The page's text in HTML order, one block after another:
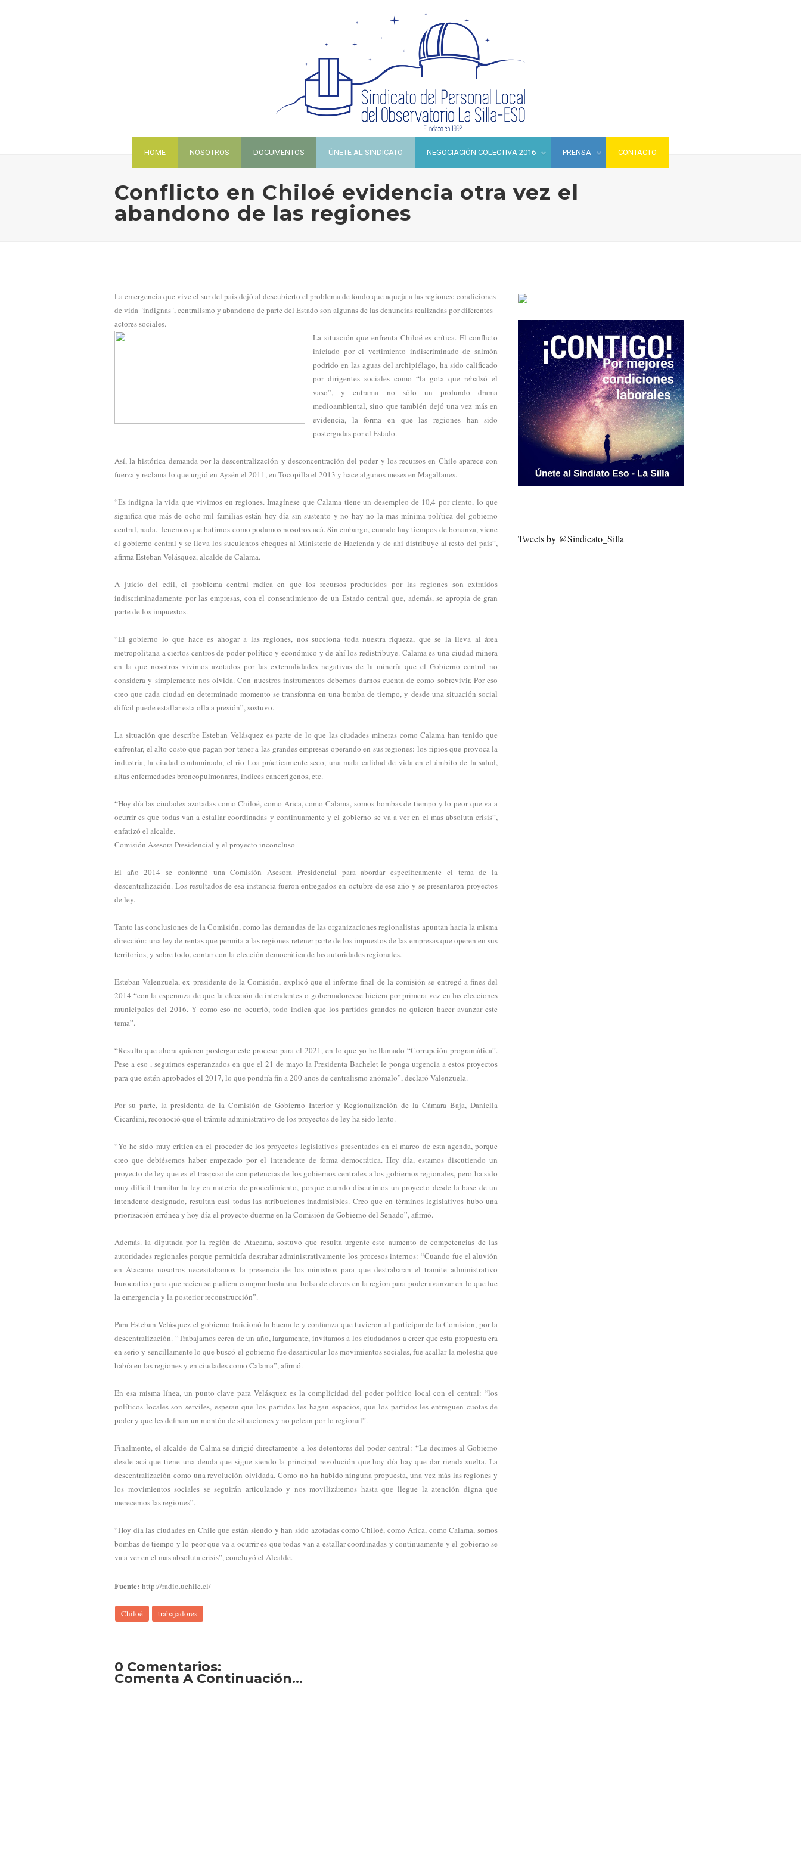
HOME NOSOTROS DOCUMENTOS ÚNETE AL SINDICATO NEGOCIACIÓN COLECTIVA 2016 PRENSA CONTACTO
Conflicto en Chiloé evidencia otra vez el
abandono de las regiones
La emergencia que vive el sur del país dejó al descubierto el problema de fondo que aqueja a las regiones: condiciones
de vida "indignas", centralismo y abandono de parte del Estado son algunas de las denuncias realizadas por diferentes
actores sociales.
La situación que enfrenta Chiloé es crítica. El conflicto
iniciado por el vertimiento indiscriminado de salmón
podrido en las aguas del archipiélago, ha sido calificado
por dirigentes sociales como “la gota que rebalsó el
vaso”, y entrama no sólo un profundo drama
medioambiental, sino que también dejó una vez más en
evidencia, la forma en que las regiones han sido
postergadas por el Estado.
Así, la histórica demanda por la descentralización y desconcentración del poder y los recursos en Chile aparece con
fuerza y reclama lo que urgió en Aysén el 2011, en Tocopilla el 2013 y hace algunos meses en Magallanes.
“Es indigna la vida que vivimos en regiones. Imagínese que Calama tiene un desempleo de 10,4 por ciento, lo que
significa que más de ocho mil familias están hoy día sin sustento y no hay no la mas mínima política del gobierno
central, nada. Tenemos que batirnos como podamos nosotros acá. Sin embargo, cuando hay tiempos de bonanza, viene
el gobierno central y se lleva los suculentos cheques al Ministerio de Hacienda y de ahí distribuye al resto del país”,
afirma Esteban Velásquez, alcalde de Calama.
A juicio del edil, el problema central radica en que los recursos producidos por las regiones son extraídos
indiscriminadamente por las empresas, con el consentimiento de un Estado central que, además, se apropia de gran
parte de los impuestos.
“El gobierno lo que hace es ahogar a las regiones, nos succiona toda nuestra riqueza, que se la lleva al área
metropolitana a ciertos centros de poder político y económico y de ahí los redistribuye. Calama es una ciudad minera
en la que nosotros vivimos azotados por las externalidades negativas de la minería que el Gobierno central no
considera y simplemente nos olvida. Con nuestros instrumentos debemos darnos cuenta de como sobrevivir. Por eso
creo que cada ciudad en determinado momento se transforma en una bomba de tiempo, y desde una situación social
difícil puede estallar esta olla a presión”, sostuvo.
La situación que describe Esteban Velásquez es parte de lo que las ciudades mineras como Calama han tenido que
enfrentar, el alto costo que pagan por tener a las grandes empresas operando en sus regiones: los ripios que provoca la
industria, la ciudad contaminada, el río Loa prácticamente seco, una mala calidad de vida en el ámbito de la salud,
altas enfermedades broncopulmonares, índices cancerígenos, etc.
“Hoy día las ciudades azotadas como Chiloé, como Arica, como Calama, somos bombas de tiempo y lo peor que va a
ocurrir es que todas van a estallar coordinadas y continuamente y el gobierno se va a ver en el mas absoluta crisis”,
enfatizó el alcalde.
Comisión Asesora Presidencial y el proyecto inconcluso
El año 2014 se conformó una Comisión Asesora Presidencial para abordar específicamente el tema de la
descentralización. Los resultados de esa instancia fueron entregados en octubre de ese año y se presentaron proyectos
de ley.
Tanto las conclusiones de la Comisión, como las demandas de las organizaciones regionalistas apuntan hacia la misma
dirección: una ley de rentas que permita a las regiones retener parte de los impuestos de las empresas que operen en sus
territorios, y sobre todo, contar con la elección democrática de las autoridades regionales.
Esteban Valenzuela, ex presidente de la Comisión, explicó que el informe final de la comisión se entregó a fines del
2014 “con la esperanza de que la elección de intendentes o gobernadores se hiciera por primera vez en las elecciones
municipales del 2016. Y como eso no ocurrió, todo indica que los partidos grandes no quieren hacer avanzar este
tema”.
“Resulta que ahora quieren postergar este proceso para el 2021, en lo que yo he llamado “Corrupción programática”.
Pese a eso , seguimos esperanzados en que el 21 de mayo la Presidenta Bachelet le ponga urgencia a estos proyectos
para que estén aprobados el 2017, lo que pondría fin a 200 años de centralismo anómalo”, declaró Valenzuela.
Por su parte, la presidenta de la Comisión de Gobierno Interior y Regionalización de la Cámara Baja, Daniella
Cicardini, reconoció que el trámite administrativo de los proyectos de ley ha sido lento.
“Yo he sido muy critica en el proceder de los proyectos legislativos presentados en el marco de esta agenda, porque
creo que debiésemos haber empezado por el intendente de forma democrática. Hoy día, estamos discutiendo un
proyecto de ley que es el traspaso de competencias de los gobiernos centrales a los gobiernos regionales, pero ha sido
muy difícil tramitar la ley en materia de procedimiento, porque cuando discutimos un proyecto desde la base de un
intendente designado, resultan casi todas las atribuciones inadmisibles. Creo que en términos legislativos hubo una
priorización errónea y hoy día el proyecto duerme en la Comisión de Gobierno del Senado”, afirmó.
Además. la diputada por la región de Atacama, sostuvo que resulta urgente este aumento de competencias de las
autoridades regionales porque permitiría destrabar administrativamente los procesos internos: “Cuando fue el aluvión
en Atacama nosotros necesitabamos la presencia de los ministros para que destrabaran el tramite administrativo
burocratico para que recien se pudiera comprar hasta una bolsa de clavos en la region para poder avanzar en lo que fue
la emergencia y la posterior reconstrucción”.
Para Esteban Velásquez el gobierno traicionó la buena fe y confianza que tuvieron al participar de la Comision, por la
descentralización. “Trabajamos cerca de un año, largamente, invitamos a los ciudadanos a creer que esta propuesta era
en serio y sencillamente lo que buscó el gobierno fue desarticular los movimientos sociales, fue acallar la molestia que
había en las regiones y en ciudades como Calama”, afirmó.
En esa misma línea, un punto clave para Velásquez es la complicidad del poder político local con el central: “los
políticos locales son serviles, esperan que los partidos les hagan espacios, que los partidos les entreguen cuotas de
poder y que les definan un montón de situaciones y no pelean por lo regional”.
Finalmente, el alcalde de Calma se dirigió directamente a los detentores del poder central: “Le decimos al Gobierno
desde acá que tiene una deuda que sigue siendo la principal revolución que hoy día hay que dar rienda suelta. La
descentralización como una revolución olvidada. Como no ha habido ninguna propuesta, una vez más las regiones y
los movimientos sociales se seguirán articulando y nos movilizáremos hasta que llegue la atención digna que
merecemos las regiones”.
“Hoy día las ciudades en Chile que están siendo y han sido azotadas como Chiloé, como Arica, como Calama, somos
bombas de tiempo y lo peor que va a ocurrir es que todas van a estallar coordinadas y continuamente y el gobierno se
va a ver en el mas absoluta crisis”, concluyó el Alcalde.
Fuente: http://radio.uchile.cl/
Chiloé trabajadores
0 Comentarios:
Comenta A Continuación...
Tweets by @Sindicato_Silla